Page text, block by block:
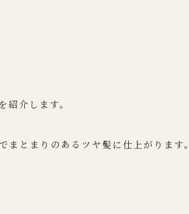
介します。
とまりのあるツヤ髪に仕上がります。